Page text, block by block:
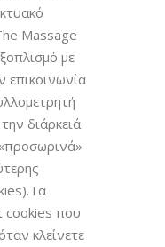
Massage
με
επικοινωνία
διάρκειά
cookies που
κλείνετε